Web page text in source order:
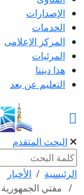
الإصدارات
الخدمات
المركز الإعلامى
المرئيات
هذا ديننا
التعليم عن بعد
البحث المتقدم
الأخبار
مفتي الجمهورية